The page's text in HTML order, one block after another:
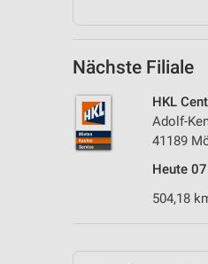
Nächste Filiale
HKL
Adolf-
41189
Heute
504,18